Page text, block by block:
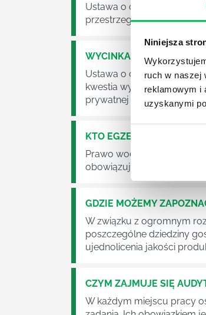
Niniejsza
ruch w naszej
reklamowym i
uzyskanymi
Ustawa o odpadach jest
przestrzeganie będzie już
WYCINKA DRZEW A
Ustawa o ochronie
kwestia wycinki drzew. Czy
prywatnej posesji można
KTO EGZEKWUJE PRAWO
Prawo wodne to dość
obowiązuje? Jak wygląda
GDZIE MOŻEMY
W związku z ogromnym
poszczególne dziedziny
ujednolicenia jakości
CZYM ZAJMUJE SIĘ
W każdym miejscu pracy